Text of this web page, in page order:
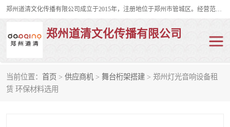
郑州道清文化传播有限公司成立于2015年，注册地位于郑州市管城区。经营范围包括会议及展览服务、庆典礼仪策划、企业形象策划、企业管理咨询、计算机图文设计、制作等。主要产品服务有：舞台桁架搭建，背景板搭建，灯光音响，雷亚舞台搭建、龙门架搭建、会议桌椅租赁、灯光音响租赁、空飘出租、气柱拱门租赁、喷绘写真制作、kt板制作。
郑州道清文化传播有限公司
当前位置： 首页 > 供应商机 > 舞台桁架搭建 > 郑州灯光音响设备租
赁 环保材料选用
舞台桁架搭建